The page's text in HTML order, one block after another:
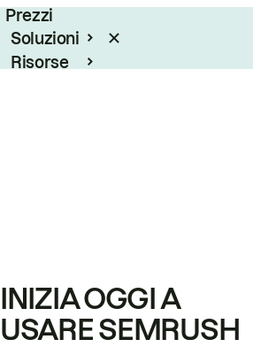
Prezzi
Soluzioni
Risorse
INIZIA OGGI A
USARE SEMRUSH